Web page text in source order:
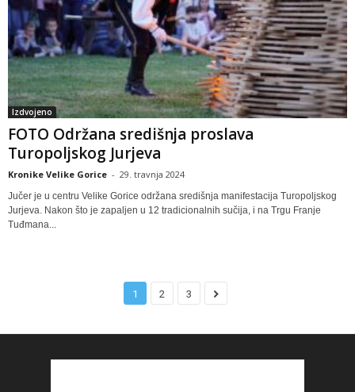
Izdvojeno
FOTO Održana središnja proslava
Turopoljskog Jurjeva
Kronike Velike Gorice - 29. travnja 2024
Jučer je u centru Velike Gorice održana središnja manifestacija Turopoljskog
Jurjeva. Nakon što je zapaljen u 12 tradicionalnih sučija, i na Trgu Franje
Tuđmana...
1 2 3